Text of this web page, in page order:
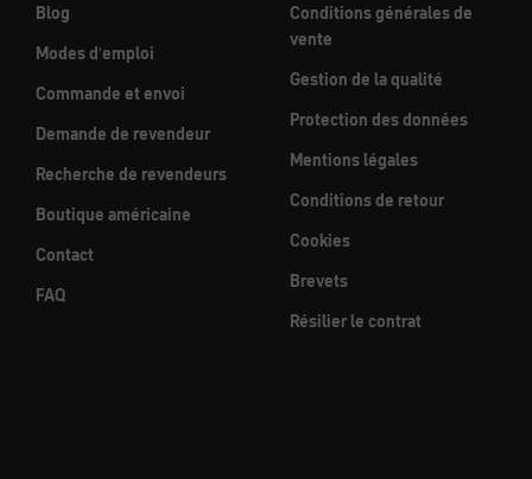
Blog
Modes d'emploi
Commande et envoi
Demande de revendeur
Recherche de revendeurs
Boutique américaine
Contact
FAQ
Conditions générales de
vente
Gestion de la qualité
Protection des données
Mentions légales
Conditions de retour
Cookies
Brevets
Résilier le contrat